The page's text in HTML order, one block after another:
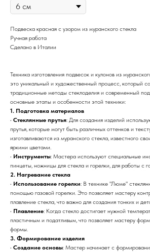
Подвеска красная с узором из муранского стекла
Ручная работа
Сделано в Италии
Техника изготовления подвесок и кулонов из
это уникальный и художественный процесс, который
традиционные методы стеклоделия и современный
основные этапы и особенности этой техники:
1. Подготовка материалов
• Стеклянные прутья: Для создания изделий
прутья, которые могут быть различных оттенков и
изготавливаются из муранского стекла, известного
яркими цветами.
• Инструменты: Мастера используют специальные
пинцеты, ножницы для стекла и горелки, для работы с
2. Нагревание стекла
• Использование горелки: В технике "Люме"
помощью газовой горелки. Это позволяет мастеру
плавление стекла, что важно для создания тонких и
• Плавление: Когда стекло достигает нужной
пластичным и податливым, что позволяет мастеру
формы.
3. Формирование изделия
• Создание основы: Мастер начинает с